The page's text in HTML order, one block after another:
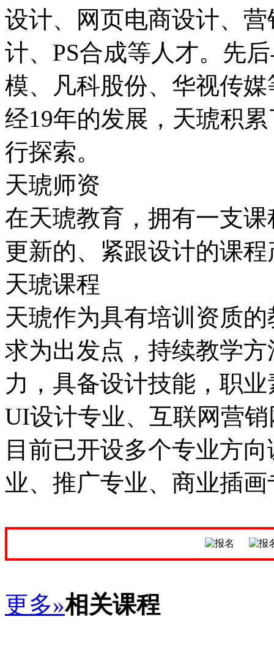
设计、网页电商设计、
计、PS合成等人才。先
模、凡科股份、华视传
经19年的发展，天琥积
行探索。
天琥师资
在天琥教育，拥有一支
更新的、紧跟设计的课程
天琥课程
天琥作为具有培训资质
求为出发点，持续教学
力，具备设计技能，职
UI设计专业、互联网营
目前已开设多个专业方
业、推广专业、商业插
更多»相关课程